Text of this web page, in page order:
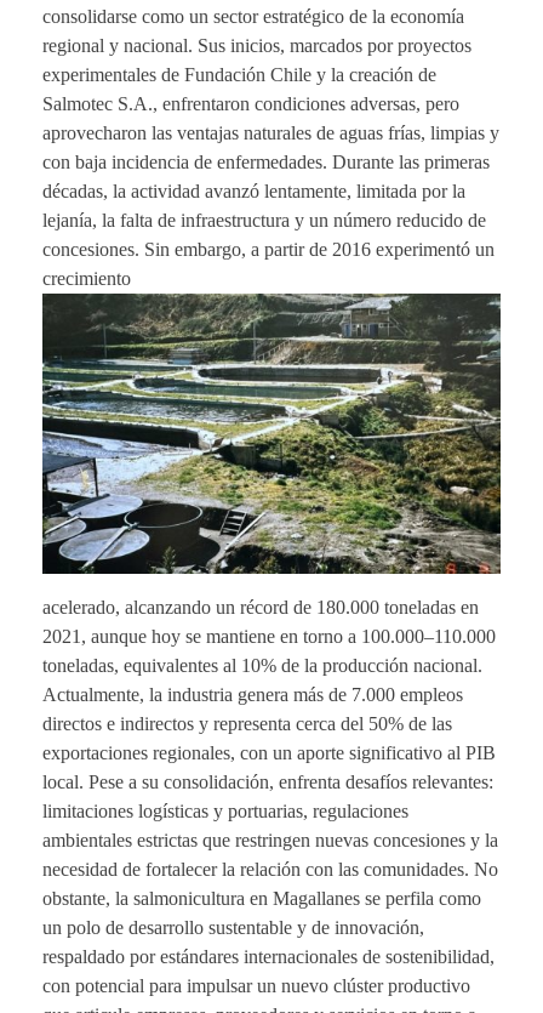
consolidarse como un sector estratégico de la economía
regional y nacional. Sus inicios, marcados por proyectos
experimentales de Fundación Chile y la creación de
Salmotec S.A., enfrentaron condiciones adversas, pero
aprovecharon las ventajas naturales de aguas frías, limpias y
con baja incidencia de enfermedades. Durante las primeras
décadas, la actividad avanzó lentamente, limitada por la
lejanía, la falta de infraestructura y un número reducido de
concesiones. Sin embargo, a partir de 2016 experimentó un
crecimiento
acelerado, alcanzando un récord de 180.000 toneladas en
2021, aunque hoy se mantiene en torno a 100.000–110.000
toneladas, equivalentes al 10% de la producción nacional.
Actualmente, la industria genera más de 7.000 empleos
directos e indirectos y representa cerca del 50% de las
exportaciones regionales, con un aporte significativo al PIB
local. Pese a su consolidación, enfrenta desafíos relevantes:
limitaciones logísticas y portuarias, regulaciones
ambientales estrictas que restringen nuevas concesiones y la
necesidad de fortalecer la relación con las comunidades. No
obstante, la salmonicultura en Magallanes se perfila como
un polo de desarrollo sustentable y de innovación,
respaldado por estándares internacionales de sostenibilidad,
con potencial para impulsar un nuevo clúster productivo